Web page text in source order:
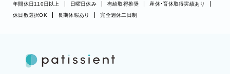
年間休日110日以上
日曜日休み 有給取得推奨
産休・育休取得実績あり
休日数選択OK
長期休暇あり 完全週休二日制